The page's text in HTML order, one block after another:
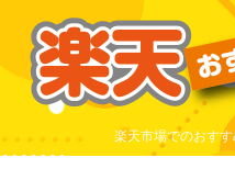
楽天市場でのおす